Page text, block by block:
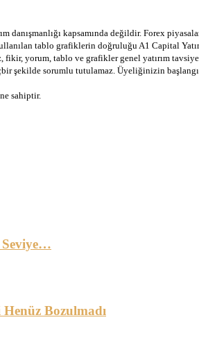
danışmanlığı kapsamında değildir. Forex
tablo grafiklerin doğruluğu A1 Capital
fikir, yorum, tablo ve grafikler genel yatırım
şekilde sorumlu tutulamaz. Üyeliğinizin
sahiptir.
Seviye…
Bozulmadı